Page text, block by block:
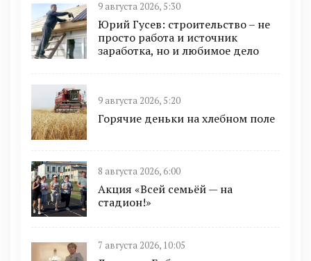
9 августа 2026, 5:30
Юрий Гусев: строительство – не
просто работа и источник
заработка, но и любимое дело
9 августа 2026, 5:20
Горячие деньки на хлебном поле
8 августа 2026, 6:00
Акция «Всей семьёй — на
стадион!»
7 августа 2026, 10:05